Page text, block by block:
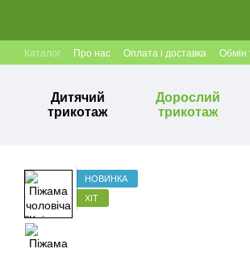
Каталог Про нас Оплата і доставка Обмін
Дитячий
трикотаж
Дорослий
трикотаж
НОВИНКА
ХІТ